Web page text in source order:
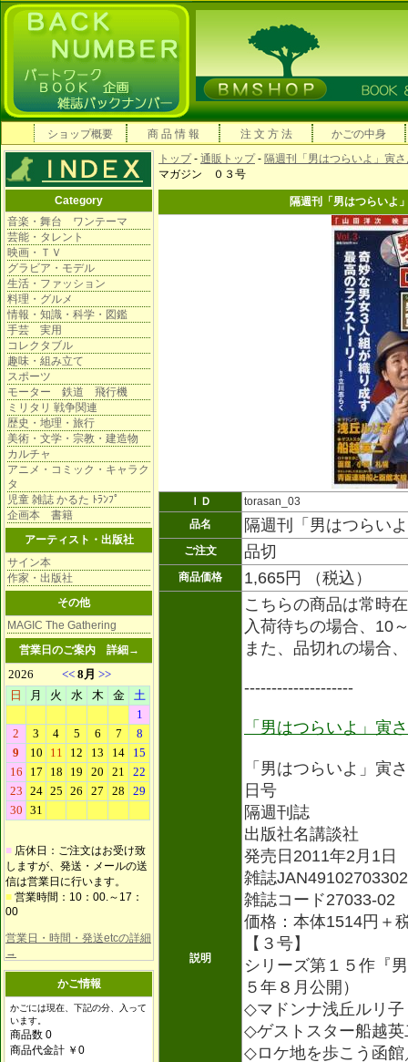
ショップ概要 商 品 情 報 注 文 方 法 かごの中身
Category
音楽・舞台 ワンテーマ
芸能・タレント
映画・ＴＶ
グラビア・モデル
生活・ファッション
料理・グルメ
情報・知識・科学・図鑑
手芸 実用
コレクタブル
趣味・組み立て
スポーツ
モーター 鉄道 飛行機
ミリタリ 戦争関連
歴史・地理・旅行
美術・文学・宗教・建造物
カルチャ
アニメ・コミック・キャラク
タ
児童 雑誌 かるた ﾄﾗﾝﾌﾟ
企画本 書籍
アーティスト・出版社
サイン本
作家・出版社
その他
MAGIC The Gathering
営業日のご案内 詳細→
■ 店休日：ご注文はお受け致
しますが、発送・メールの送
信は営業日に行います。
■ 営業時間：10：00.～17：
00
営業日・時間・発送etcの詳細
→
かご情報
かごには現在、下記の分、入って
います。
商品数 0
商品代金計 ￥0
トップ- 通販トップ- 隔週刊「男はつらいよ」寅
マガジン ０３号
隔週刊「男はつらいよ
ＩＤ
torasan_03
品名
隔週刊「男はつらい
ご注文 品切
商品価格 1,665円 （税込）
説明
こちらの商品は常時
入荷待ちの場合、10
また、品切れの場合
--------------------
「男はつらいよ」寅
「男はつらいよ」寅
日号
隔週刊誌
出版社名講談社
発売日2011年2月1日
雑誌
雑誌コード27033-02
価格：本体1514円＋
【３号】
シリーズ第１５作『
５年８月公開）
◇マドンナ浅丘ルリ子
◇ゲストスター船越英
◇ロケ地を歩こう函